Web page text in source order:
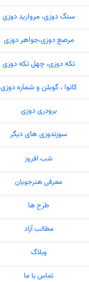
سنگ دوزی، مروارید دوزی
مرصع دوزی،جواهر دوزی
تکه دوزی، چهل تکه دوزی
کانوا ، گوبلن و شماره دوزی
برودری دوزی
سوزندوزی های دیگر
شب افروز
معرفی هنرجویان
طرح ها
مطالب آزاد
وبلاگ
تماس با ما